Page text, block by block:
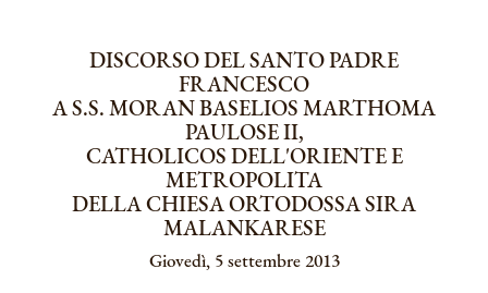
DISCORSO DEL SANTO PADRE
FRANCESCO
A S.S. MORAN BASELIOS MARTHOMA
PAULOSE II,
CATHOLICOS DELL'ORIENTE E
METROPOLITA
DELLA CHIESA ORTODOSSA SIRA
MALANKARESE
Giovedì, 5 settembre 2013